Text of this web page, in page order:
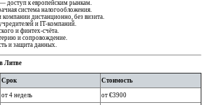
доступ к европейским рынкам.
система налогообложения.
дистанционно, без визита.
и IT-компаний.
и финтех-счёта.
и сопровождение.
и защита данных.
Литве
Срок Стоимость
от 4 недель от €3900